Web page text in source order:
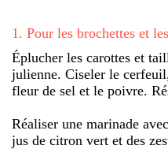
1 . Pour les brochettes et
Éplucher les carottes et
julienne. Ciseler le
fleur de sel et le poivre.
Réaliser une marinade
jus de citron vert et des